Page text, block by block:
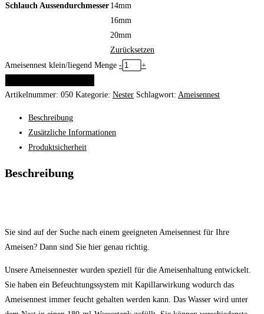
Schlauch Aussendurchmesser 14mm
16mm
20mm
Zurücksetzen
Ameisennest klein/liegend Menge - +
Artikelnummer: 050 Kategorie: Nester Schlagwort: Ameisennest
Beschreibung
Zusätzliche Informationen
Produktsicherheit
Beschreibung
Sie sind auf der Suche nach einem geeigneten Ameisennest für Ihre
Ameisen? Dann sind Sie hier genau richtig.
Unsere Ameisennester wurden speziell für die Ameisenhaltung entwickelt.
Sie haben ein Befeuchtungssystem mit Kapillarwirkung wodurch das
Ameisennest immer feucht gehalten werden kann. Das Wasser wird unter